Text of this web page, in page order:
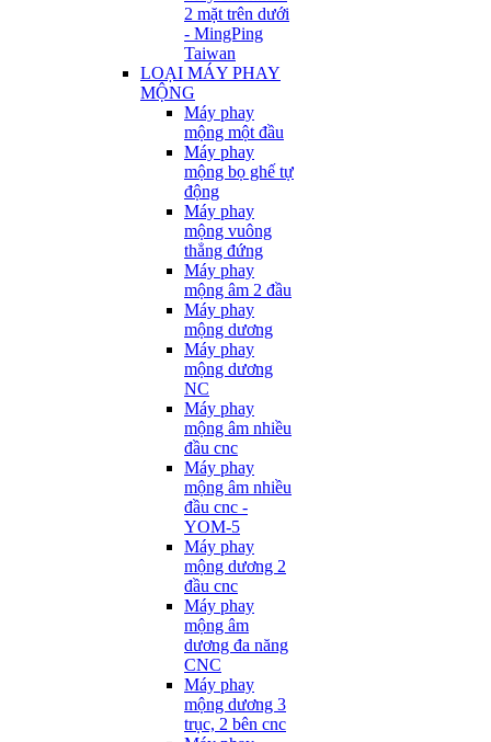
2 mặt trên dưới
- MingPing
Taiwan
LOẠI MÁY PHAY
MỘNG
Máy phay
mộng một đầu
Máy phay
mộng bọ ghế tự
động
Máy phay
mộng vuông
thẳng đứng
Máy phay
mộng âm 2 đầu
Máy phay
mộng dương
Máy phay
mộng dương
NC
Máy phay
mộng âm nhiều
đầu cnc
Máy phay
mộng âm nhiều
đầu cnc -
YOM-5
Máy phay
mộng dương 2
đầu cnc
Máy phay
mộng âm
dương đa năng
CNC
Máy phay
mộng dương 3
trục, 2 bên cnc